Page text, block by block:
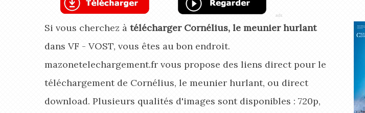
Si vous cherchez à télécharger Cornélius, le meunier hurlant
dans VF - VOST, vous êtes au bon endroit.
mazonetelechargement.fr vous propose des liens direct pour le
téléchargement de Cornélius, le meunier hurlant, ou direct
download. Plusieurs qualités d'images sont disponibles : 720p,